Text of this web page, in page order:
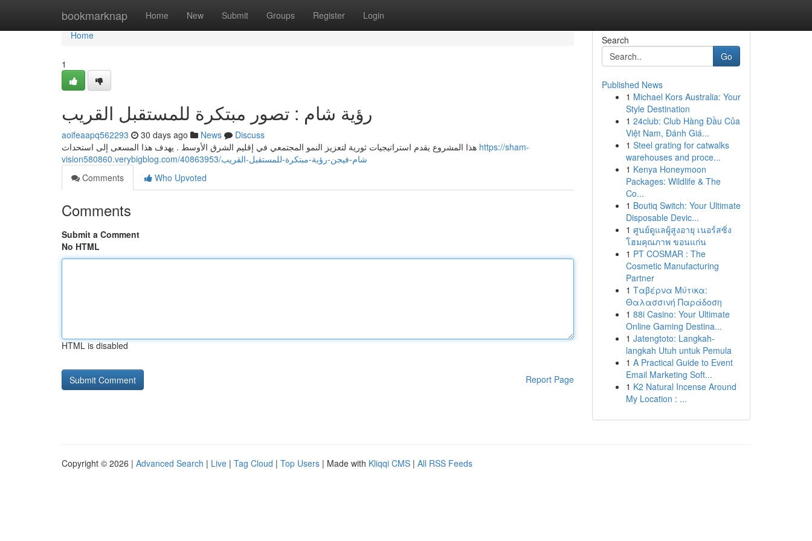
bookmarknap Home New Submit Groups Register Login
Home
Home
1
رؤية شام : تصور مبتكرة للمستقبل القريب
aoifeaapq562293 30 days ago News
Discuss
https://sham-
vision580860.verybigblog.com/40863953/شام-فيجن-رؤية-مبتكرة-للمستقبل-القريب
Comments
Who Upvoted
Comments
Submit a Comment
No HTML
HTML is disabled
Report Page
Search
Go
Published News
1 Michael Kors Australia: Your
Style Destination
1 24club: Club Hàng Đầu Của
Việt Nam, Đánh Giá...
1 Steel grating for catwalks
warehouses and proce...
1 Kenya Honeymoon
Packages: Wildlife & The
Co...
1 Boutiq Switch: Your Ultimate
Disposable Devic...
1 ศูนย์ดูแลผู้สูงอายุ เนอร์สซิ่ง
โฮมคุณภาพ ขอนแก่น
1 PT COSMAR : The
Cosmetic Manufacturing
Partner
1 Ταβέρνα Μύτικα:
Θαλασσινή Παράδοση
1 88i Casino: Your Ultimate
Online Gaming Destina...
1 Jatengtoto: Langkah-
langkah Utuh untuk Pemula
1 A Practical Guide to Event
Email Marketing Soft...
1 K2 Natural Incense Around
My Location : ...
Copyright © 2026 | Advanced Search | Live | Tag Cloud | Top Users | Made with Kliqqi CMS | All RSS Feeds